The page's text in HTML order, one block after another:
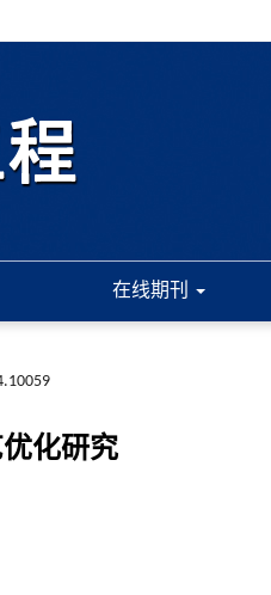
在线期刊
化研究